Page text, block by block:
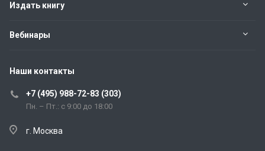
Издать книгу
Вебинары
Наши контакты
+7 (495) 988-72-83 (303)
Пн. – Пт.: с 9:00 до 18:00
г. Москва